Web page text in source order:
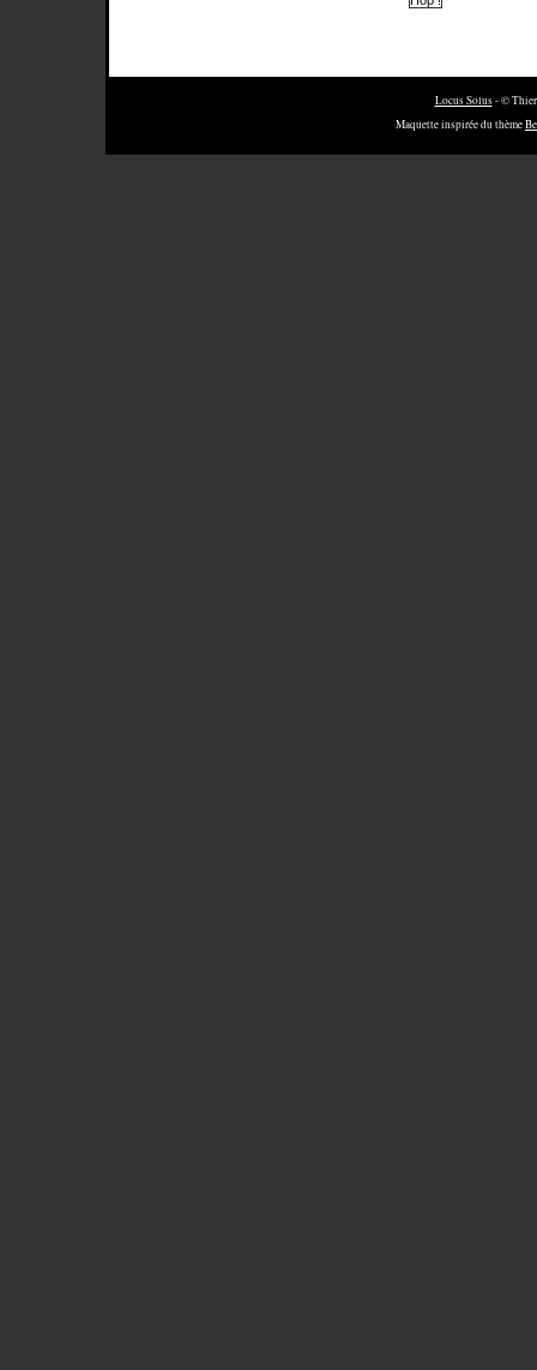
Locus Solus- ©
Maquette inspirée du thème